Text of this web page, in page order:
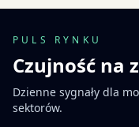
PULS RYNKU
Czujność na
Dzienne sygnały dla
sektorów.